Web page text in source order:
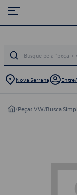
Nova Serrana
/Peças VW/Busca